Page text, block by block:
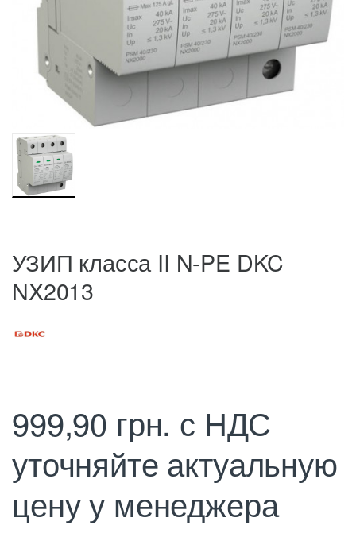
УЗИП класса II N-PE DKC
NX2013
999,90 грн. с НДС
уточняйте актуальную
цену у менеджера